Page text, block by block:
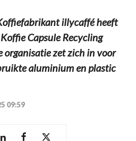
illycaffé heeft
Capsule Recycling
organisatie zet zich in voor
aluminium en plastic
09:59